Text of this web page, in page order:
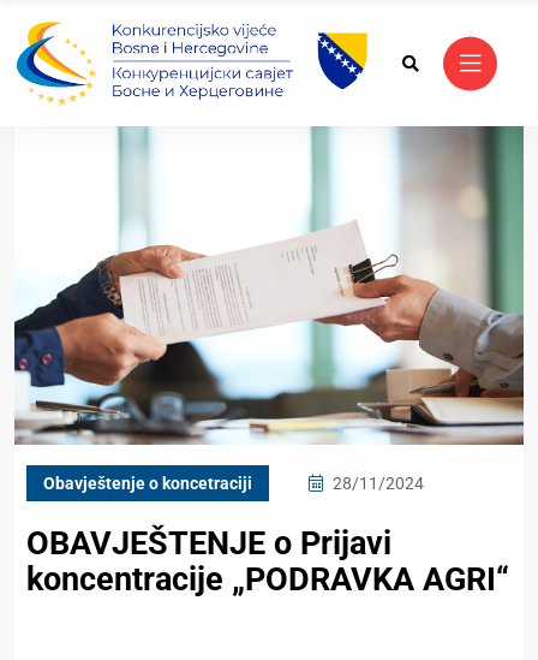
Obavještenje o koncetraciji 28/11/2024
OBAVJEŠTENJE o Prijavi
koncentracije „PODRAVKA AGRI“